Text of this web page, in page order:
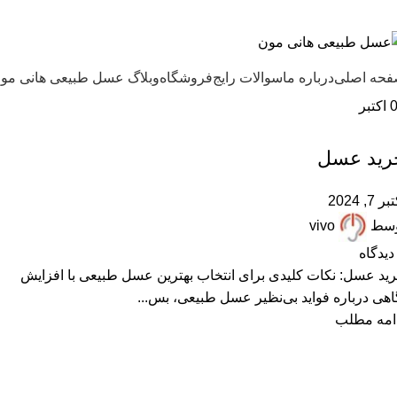
اصلیدرباره ماسوالات رایجفروشگاهوبلاگ عسل طبیعی هانی
اکتبر
عسل
2024
vivo
دیدگاه
عسل: نکات کلیدی برای انتخاب بهترین عسل طبیعی با افزایش
درباره فواید بی‌نظیر عسل طبیعی، بس...
مطلب